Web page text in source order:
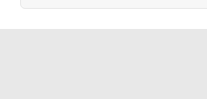
￥1,380